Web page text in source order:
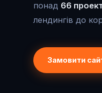
понад 66
лендингів до
Замовити